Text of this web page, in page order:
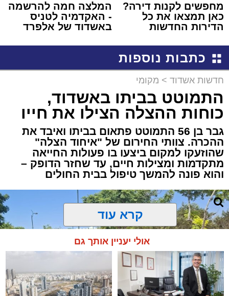
מחפשים לקנות דירה?
כאן תמצאו את כל
הדירות החדשות
המלצה חמה להרשמה
- האקדמיה לטניס
באשדוד של אלפרד
כתבות נוספות
חדשות אשדוד > מקומי
התמוטט בביתו באשדוד,
כוחות ההצלה הצילו את חייו
גבר בן 56 התמוטט פתאום בביתו ואיבד את
ההכרה. צוותי החירום של "איחוד הצלה"
שהוזעקו למקום ביצעו בו פעולות החייאה
מתקדמות ומצילות חיים, עד שחזר הדופק –
והוא פונה להמשך טיפול בבית החולים
קרא עוד
אולי יעניין אותך גם